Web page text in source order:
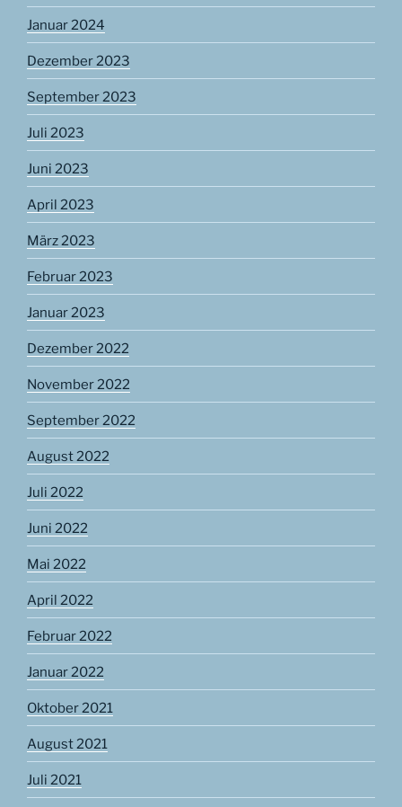
Januar 2024
Dezember 2023
September 2023
Juli 2023
Juni 2023
April 2023
März 2023
Februar 2023
Januar 2023
Dezember 2022
November 2022
September 2022
August 2022
Juli 2022
Juni 2022
Mai 2022
April 2022
Februar 2022
Januar 2022
Oktober 2021
August 2021
Juli 2021